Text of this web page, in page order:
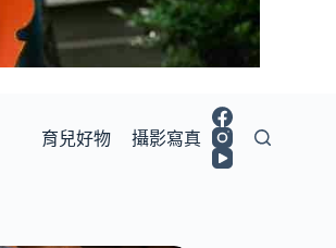
育兒好物 攝影寫真